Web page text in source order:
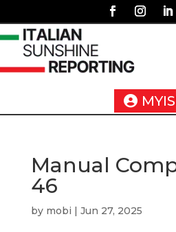
Manual
46
by mobi | Jun 27, 2025